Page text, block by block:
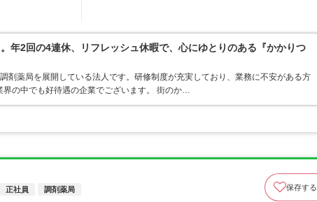
年2回の4連休、リフレッシュ休暇で、心にゆとりのある『かかりつ
剤薬局を展開している法人です。研修制度が充実しており、業務に不安がある方
の中でも好待遇の企業でございます。 街のか…
正社員 調剤薬局 保存する